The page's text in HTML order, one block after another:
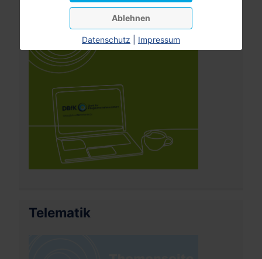
Telematik
Ablehnen
Datenschutz Impressum